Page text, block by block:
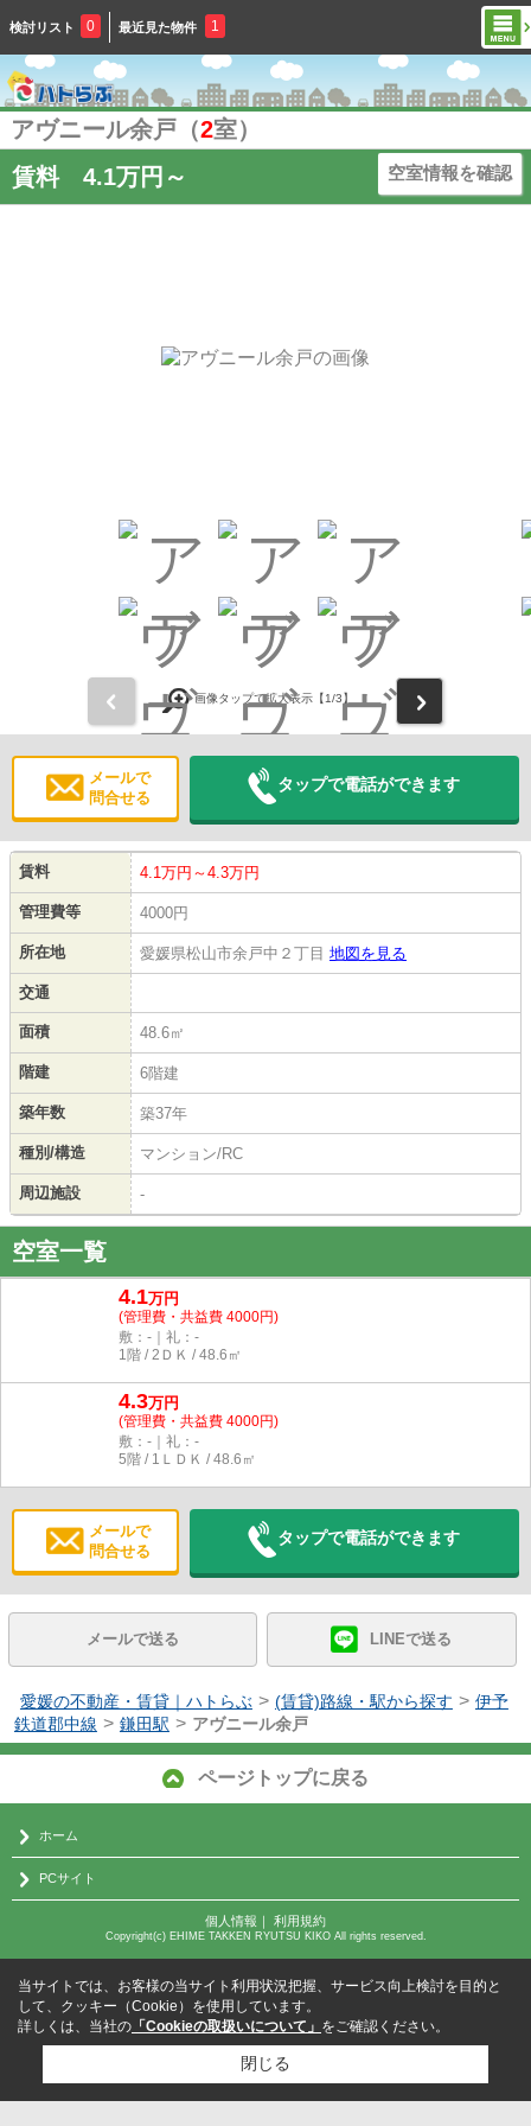
検討リスト 0 最近見た物件 1
アヴニール余戸（2室）
賃料
4.1万円～ 空室情報を確認
前 画像タップで拡大表示【1/3】
メールで
問合せる
タップで電話ができます
賃料 4.1万円～4.3万円
管理費等 4000円
所在地 愛媛県松山市余戸中２丁目 地図を見る
交通
面積 48.6㎡
階建 6階建
築年数 築37年
種別/構造 マンション/RC
周辺施設 -
空室一覧
4.1万円
(管理費・共益費 4000円)
敷：-｜礼：-
1階 / 2ＤＫ / 48.6㎡
4.3万円
(管理費・共益費 4000円)
敷：-｜礼：-
5階 / 1ＬＤＫ / 48.6㎡
メールで
問合せる
タップで電話ができます
メールで送る LINEで送る
愛媛の不動産・賃貸｜ハトらぶ > (賃貸)路線・駅から探す > 伊予
鉄道郡中線 > 鎌田駅 > アヴニール余戸
ページトップに戻る
ホーム
PCサイト
個人情報 ｜ 利用規約
Copyright(c) EHIME TAKKEN RYUTSU KIKO All rights reserved.
当サイトでは、お客様の当サイト利用状況把握、サービス向上検討を目的と
して、クッキー（Cookie）を使用しています。
詳しくは、当社の 「Cookieの取扱いについて」 をご確認ください。
閉じる